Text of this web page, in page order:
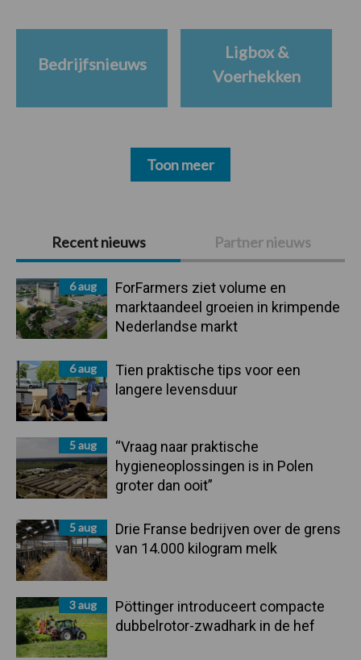
Primaire
Sidebar
Recent nieuws Partner nieuws
6 aug
ForFarmers ziet volume en
marktaandeel groeien in krimpende
Nederlandse markt
6 aug
Tien praktische tips voor een
langere levensduur
5 aug
“Vraag naar praktische
hygieneoplossingen is in Polen
groter dan ooit”
5 aug
Drie Franse bedrijven over de grens
van 14.000 kilogram melk
3 aug
Pöttinger introduceert compacte
dubbelrotor-zwadhark in de hef
Bedrijfsnieuws
Ligbox &
Voerhekken
Toon meer